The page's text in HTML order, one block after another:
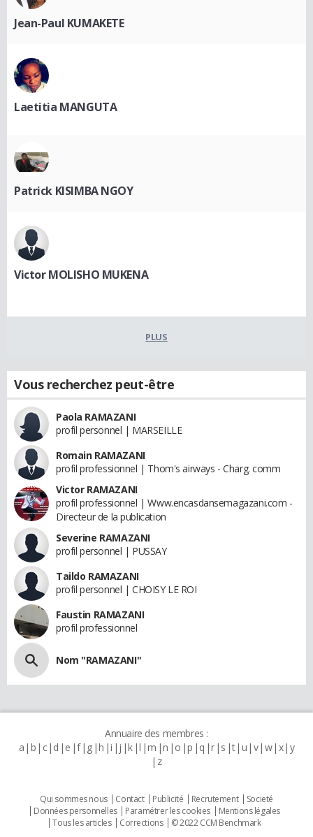
Jean-Paul KUMAKETE
Laetitia MANGUTA
Patrick KISIMBA NGOY
Victor MOLISHO MUKENA
PLUS
Vous recherchez peut-être
Paola RAMAZANI
profil personnel | MARSEILLE
Romain RAMAZANI
profil professionnel | Thom's airways - Charg. comm
Victor RAMAZANI
profil professionnel | Www.encasdansemagazani.com -
Directeur de la publication
Severine RAMAZANI
profil personnel | PUSSAY
Taildo RAMAZANI
profil personnel | CHOISY LE ROI
Faustin RAMAZANI
profil professionnel
Nom "RAMAZANI"
Annuaire des membres :
a b c d e f g h i j k l m n o p q r s t u v w x y
z
Qui sommes nous Contact Publicité Recrutement
Societé
Données personnelles
Paramétrer les cookies
Mentions légales
Tous les articles
Corrections © 2022 CCM Benchmark